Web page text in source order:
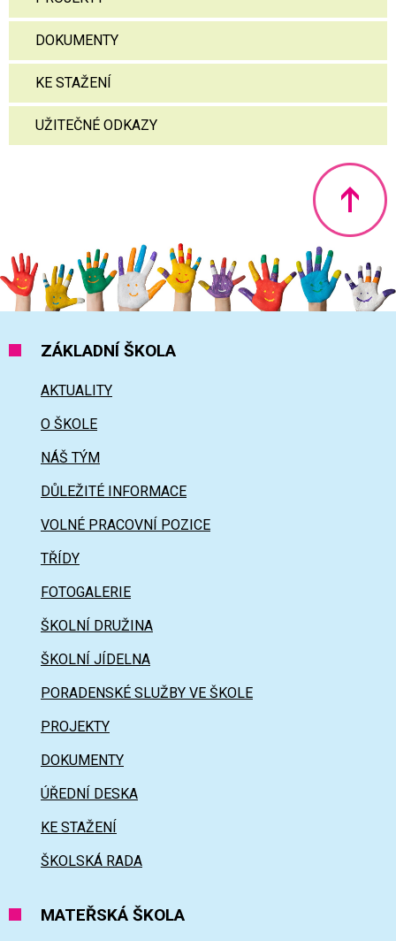
DOKUMENTY
KE STAŽENÍ
UŽITEČNÉ ODKAZY
Nahoru
ZÁKLADNÍ ŠKOLA
AKTUALITY
O ŠKOLE
NÁŠ TÝM
DŮLEŽITÉ INFORMACE
VOLNÉ PRACOVNÍ POZICE
TŘÍDY
FOTOGALERIE
ŠKOLNÍ DRUŽINA
ŠKOLNÍ JÍDELNA
PORADENSKÉ SLUŽBY VE ŠKOLE
PROJEKTY
DOKUMENTY
ÚŘEDNÍ DESKA
KE STAŽENÍ
ŠKOLSKÁ RADA
MATEŘSKÁ ŠKOLA